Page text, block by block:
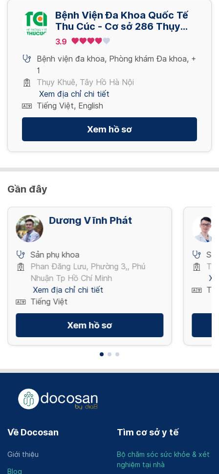
3,400,000 VND
Xem thêm
Nội soi dạ dày ống mềm có sinh thiết_ Lấy
mẫu bệnh phẩm XN. Test HP
Xem thêm
Gói khám – nam – khám sức khỏe tổng quát
định kỳ – nâng cao
3,200,000 VND
Gói khám – nam – khám sức khỏe tổng quát
định kỳ – nâng cao – cs2
4,621,000 VND
Bệnh Viện Đa Khoa Quốc Tế
Thu Cúc - Cơ sở 286 Thụy
Khuê - Tây Hồ - Hà Nội
3.9
Bệnh viện đa khoa, Phòng khám Đa khoa, +
1
Thụy Khuê, Tây Hồ Hà Nội
Xem địa chỉ chi tiết
Tiếng Việt, English
Xem hồ sơ
Gần đây
Dương Vĩnh Phát
Sản phụ khoa
Phan Đăng Lưu, Phường 3,, Phú
Nhuận Tp Hồ Chí Minh
Xem địa chỉ chi tiết
Tiếng Việt
Xem hồ sơ
Về Docosan
Giới thiệu
Blog
Tìm cơ sở y tế
Bộ chăm sóc sức khỏe & xét
nghiệm tại nhà